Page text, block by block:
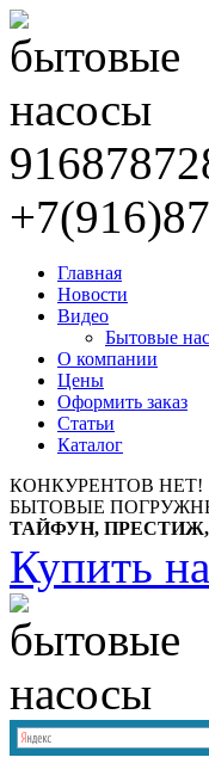
Главная
Новости
Видео
Бытовые
О компании
Цены
Оформить заказ
Статьи
Каталог
КОНКУРЕНТОВ НЕТ!
БЫТОВЫЕ
ТАЙФУН,
Купить